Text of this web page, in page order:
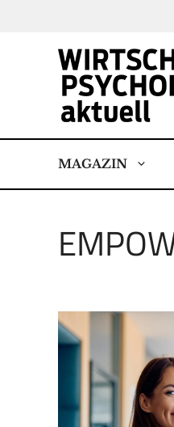
springen
MAGAZIN